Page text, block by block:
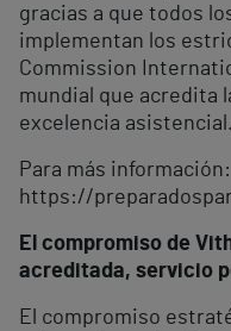
gracias a que todos
implementan los
Commission
mundial que acredita
excelencia asistencial.
Para más información:
https://
El compromiso de
acreditada, servicio
El compromiso